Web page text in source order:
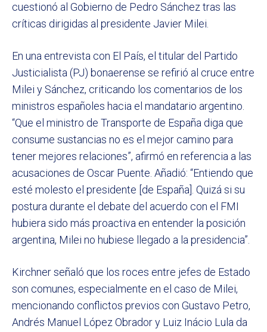
cuestionó al Gobierno de Pedro Sánchez tras las
críticas dirigidas al presidente Javier Milei.
En una entrevista con El País, el titular del Partido
Justicialista (PJ) bonaerense se refirió al cruce entre
Milei y Sánchez, criticando los comentarios de los
ministros españoles hacia el mandatario argentino.
“Que el ministro de Transporte de España diga que
consume sustancias no es el mejor camino para
tener mejores relaciones”, afirmó en referencia a las
acusaciones de Oscar Puente. Añadió: “Entiendo que
esté molesto el presidente [de España]. Quizá si su
postura durante el debate del acuerdo con el FMI
hubiera sido más proactiva en entender la posición
argentina, Milei no hubiese llegado a la presidencia”.
Kirchner señaló que los roces entre jefes de Estado
son comunes, especialmente en el caso de Milei,
mencionando conflictos previos con Gustavo Petro,
Andrés Manuel López Obrador y Luiz Inácio Lula da